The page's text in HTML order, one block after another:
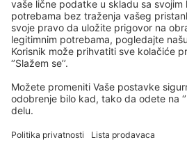
Copyright © eSky.rs. Sva prava zadržana.